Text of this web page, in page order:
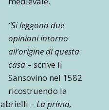
“Si leggono due
opinioni intorno
all’origine di questa
casa – scrive il
Sansovino nel 1582
ricostruendo la
– La prima,